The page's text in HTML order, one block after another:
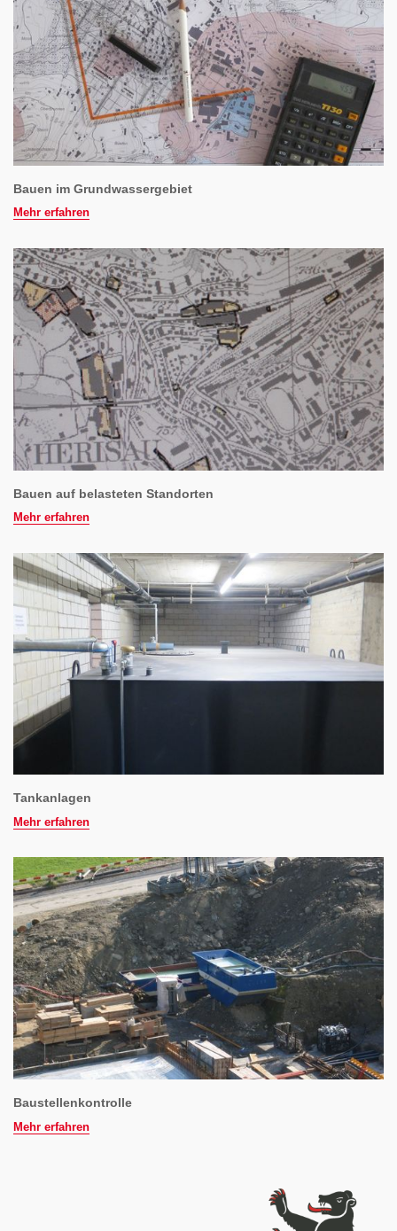
Bauen im Grundwassergebiet
Mehr erfahren
Bauen auf belasteten Standorten
Mehr erfahren
Tankanlagen
Mehr erfahren
Baustellenkontrolle
Mehr erfahren